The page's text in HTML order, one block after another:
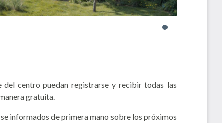
centro puedan registrarse y recibir todas las
gratuita.
informados de primera mano sobre los próximos